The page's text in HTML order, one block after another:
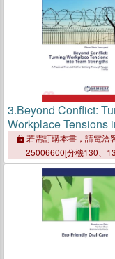
3.Beyond Conflict:
Workplace Tensions
Team Strengths
若需訂購本書，請電洽
25006600[分機130、